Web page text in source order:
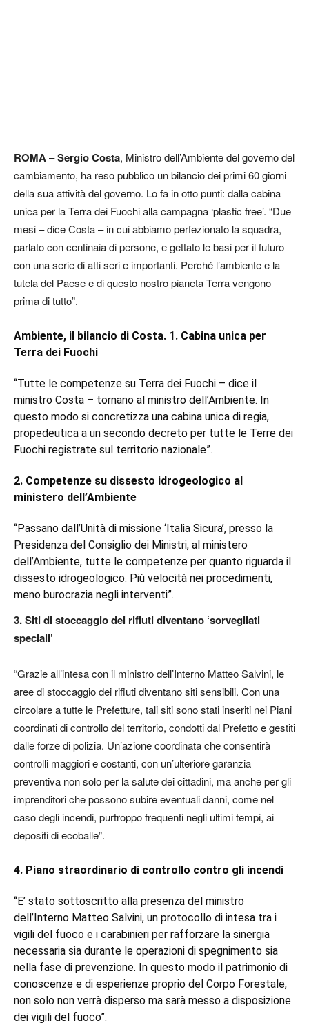
ROMA–Sergio Costa, Ministro dell’Ambiente del governo del
cambiamento, ha reso pubblico un bilancio dei primi 60 giorni
della sua attività del governo. Lo fa in otto punti: dalla cabina
unica per la Terra dei Fuochi alla campagna ‘plastic free’. “Due
mesi – dice Costa – in cui abbiamo perfezionato la squadra,
parlato con centinaia di persone, e gettato le basi per il futuro
con una serie di atti seri e importanti. Perché l’ambiente e la
tutela del Paese e di questo nostro pianeta Terra vengono
prima di tutto”.
Ambiente, il bilancio di Costa. 1. Cabina unica per
Terra dei Fuochi
“Tutte le competenze su Terra dei Fuochi – dice il
ministro Costa – tornano al ministro dell’Ambiente. In
questo modo si concretizza una cabina unica di regia,
propedeutica a un secondo decreto per tutte le Terre dei
Fuochi registrate sul territorio nazionale”.
2. Competenze su dissesto idrogeologico al
ministero dell’Ambiente
“Passano dall’Unità di missione ‘Italia Sicura’, presso la
Presidenza del Consiglio dei Ministri, al ministero
dell’Ambiente, tutte le competenze per quanto riguarda il
dissesto idrogeologico. Più velocità nei procedimenti,
meno burocrazia negli interventi”.
3. Siti di stoccaggio dei rifiuti diventano ‘sorvegliati
speciali’
“Grazie all’intesa con il ministro dell’Interno Matteo Salvini, le
aree di stoccaggio dei rifiuti diventano siti sensibili. Con una
circolare a tutte le Prefetture, tali siti sono stati inseriti nei Piani
coordinati di controllo del territorio, condotti dal Prefetto e gestiti
dalle forze di polizia. Un’azione coordinata che consentirà
controlli maggiori e costanti, con un’ulteriore garanzia
preventiva non solo per la salute dei cittadini, ma anche per gli
imprenditori che possono subire eventuali danni, come nel
caso degli incendi, purtroppo frequenti negli ultimi tempi, ai
depositi di ecoballe”.
4. Piano straordinario di controllo contro gli incendi
“E’ stato sottoscritto alla presenza del ministro
dell’Interno Matteo Salvini, un protocollo di intesa tra i
vigili del fuoco e i carabinieri per rafforzare la sinergia
necessaria sia durante le operazioni di spegnimento sia
nella fase di prevenzione. In questo modo il patrimonio di
conoscenze e di esperienze proprio del Corpo Forestale,
non solo non verrà disperso ma sarà messo a disposizione
dei vigili del fuoco”.